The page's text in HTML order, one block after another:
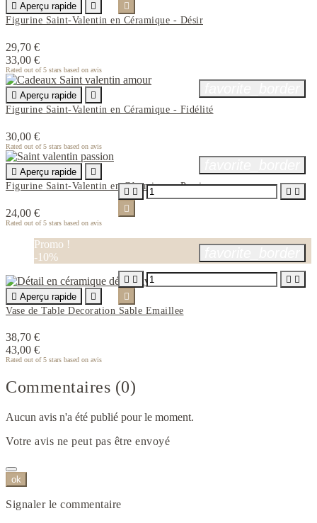
 Aperçu rapide

Figurine Saint-Valentin en Céramique - Désir
29,70 €
33,00 €
Rated out of 5 stars based on avis

 Aperçu rapide

Figurine Saint-Valentin en Céramique - Fidélité
30,00 €
Rated out of 5 stars based on avis
 Aperçu rapide

Figurine Saint-Valentin en Céramique - Passion
24,00 €
Rated out of 5 stars based on avis
   

Promo !
-10%
 Aperçu rapide

Vase de Table Decoration Sable Emaillee
38,70 €
43,00 €
Rated out of 5 stars based on avis
   

Commentaires (0)
Aucun avis n'a été publié pour le moment.
Votre avis ne peut pas être envoyé
ok
Signaler le commentaire